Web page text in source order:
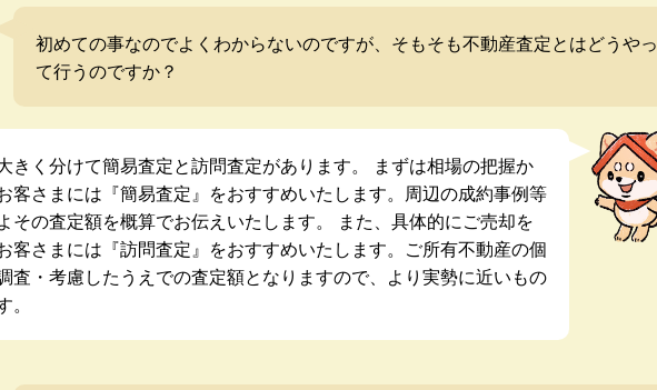
初めての事なのでよくわからないのですが、そもそも不動産査定とはどうやっ
て行うのですか？
きく分けて簡易査定と訪問査定があります。 まずは相場の把握か
客さまには『簡易査定』をおすすめいたします。周辺の成約事例等
その査定額を概算でお伝えいたします。 また、具体的にご売却を
客さまには『訪問査定』をおすすめいたします。ご所有不動産の個
査・考慮したうえでの査定額となりますので、より実勢に近いもの